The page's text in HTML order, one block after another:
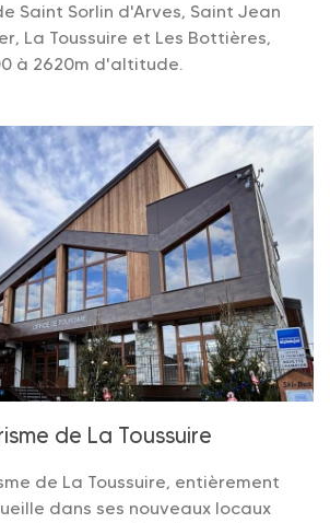
Saint Sorlin d'Arves, Saint Jean
La Toussuire et Les Bottières,
à 2620m d'altitude.
de La Toussuire
de La Toussuire, entièrement
dans ses nouveaux locaux